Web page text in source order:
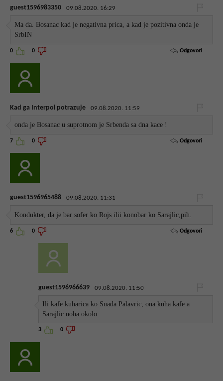
guest1596983350 09.08.2020. 16:29
Ma da. Bosanac kad je negativna prica, a kad je pozitivna onda je
SrbIN
0 0 Odgovori
Kad ga Interpol potrazuje 09.08.2020. 11:59
onda je Bosanac u suprotnom je Srbenda sa dna kace !
7 0 Odgovori
guest1596965488 09.08.2020. 11:31
Kondukter, da je bar sofer ko Rojs ilii konobar ko Sarajlic,pih.
6 0 Odgovori
guest1596966639 09.08.2020. 11:50
Ili kafe kuharica ko Suada Palavric, ona kuha kafe a
Sarajlic noha okolo.
3 0